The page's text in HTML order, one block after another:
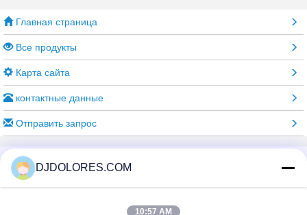
Главная страница
Все продукты
Карта сайта
контактные данные
Отправить запрос
Измените язык
DJDOLORES.COM
10:57 AM